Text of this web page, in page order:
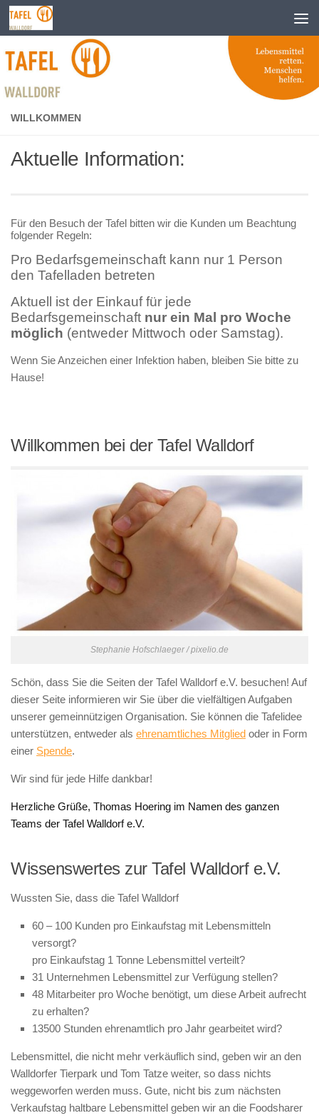
Zum Inhalt springen
WILLKOMMEN
Aktuelle Information:
Für den Besuch der Tafel bitten wir die Kunden um Beachtung
folgender Regeln:
Pro Bedarfsgemeinschaft kann nur 1 Person
den Tafelladen betreten
Aktuell ist der Einkauf für jede
Bedarfsgemeinschaft nur ein Mal pro Woche
möglich (entweder Mittwoch oder Samstag).
Wenn Sie Anzeichen einer Infektion haben, bleiben Sie bitte zu
Hause!
Willkommen bei der Tafel Walldorf
Stephanie Hofschlaeger / pixelio.de
Schön, dass Sie die Seiten der Tafel Walldorf e.V. besuchen! Auf
dieser Seite informieren wir Sie über die vielfältigen Aufgaben
unserer gemeinnützigen Organisation. Sie können die Tafelidee
unterstützen, entweder als ehrenamtliches Mitglied oder in Form
einer Spende.
Wir sind für jede Hilfe dankbar!
Herzliche Grüße, Thomas Hoering im Namen des ganzen
Teams der Tafel Walldorf e.V.
Wissenswertes zur Tafel Walldorf e.V.
Wussten Sie, dass die Tafel Walldorf
60 – 100 Kunden pro Einkaufstag mit Lebensmitteln
versorgt?
pro Einkaufstag 1 Tonne Lebensmittel verteilt?
31 Unternehmen Lebensmittel zur Verfügung stellen?
48 Mitarbeiter pro Woche benötigt, um diese Arbeit aufrecht
zu erhalten?
13500 Stunden ehrenamtlich pro Jahr gearbeitet wird?
Lebensmittel, die nicht mehr verkäuflich sind, geben wir an den
Walldorfer Tierpark und Tom Tatze weiter, so dass nichts
weggeworfen werden muss. Gute, nicht bis zum nächsten
Verkaufstag haltbare Lebensmittel geben wir an die Foodsharer